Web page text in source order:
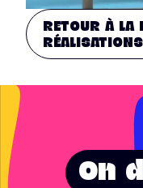
RETOUR À LA
RÉALISATIONS
On